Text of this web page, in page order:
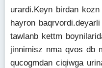
urardi.Keyn birdan
hayron
tawlanb kettm
jinnimisz nma qvos db
qucogmdan ciqiwga